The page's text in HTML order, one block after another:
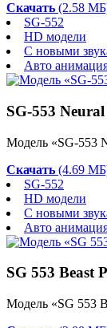
Скачать (2.58
SG-552
HD модели
С новыми
Авто
SG-553 Neural
Модель «SG-553
Скачать (4.69
SG-552
HD модели
С новыми
Авто
SG 553 Beast
Модель «SG 553